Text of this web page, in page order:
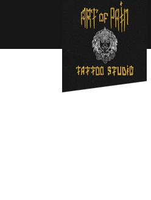
Перейти к основному